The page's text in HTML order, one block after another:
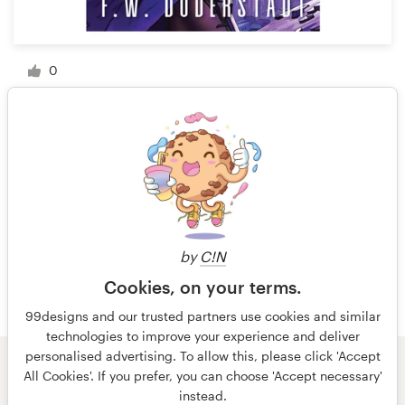
by C!N
Cookies, on your terms.
99designs and our trusted partners use cookies and similar
technologies to improve your experience and deliver
personalised advertising. To allow this, please click 'Accept
All Cookies'. If you prefer, you can choose 'Accept necessary'
instead.
0
1 van 4
© 99designs
door Vista
Algemene voorwaarden